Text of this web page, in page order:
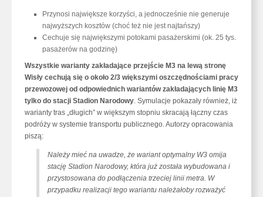
Przynosi największe korzyści, a jednocześnie nie generuje
najwyższych kosztów (choć też nie jest najtańszy)
Cechuje się największymi potokami pasażerskimi (ok. 25 tys.
pasażerów na godzinę)
Wszystkie warianty zakładające przejście M3 na lewą stronę
Wisły cechują się o około 2/3 większymi oszczędnościami pracy
przewozowej od odpowiednich wariantów zakładających linię M3
tylko do stacji Stadion Narodowy. Symulacje pokazały również, iż
warianty tras „długich” w większym stopniu skracają łączny czas
podróży w systemie transportu publicznego. Autorzy opracowania
piszą:
Należy mieć na uwadze, że wariant optymalny W3 omija
stację Stadion Narodowy, która już została wybudowana i
przystosowana do podłączenia trzeciej linii metra. W
przypadku realizacji tego wariantu należałoby rozważyć